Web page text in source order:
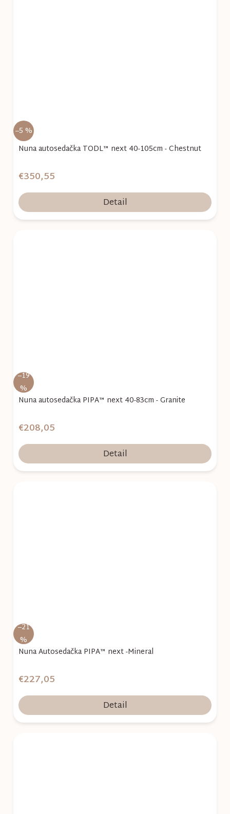
–5 %
Nuna autosedačka TODL™ next 40-105cm - Chestnut
€350,55
Detail
–19
%
Nuna autosedačka PIPA™ next 40-83cm - Granite
€208,05
Detail
–21
%
Nuna Autosedačka PIPA™ next -Mineral
€227,05
Detail